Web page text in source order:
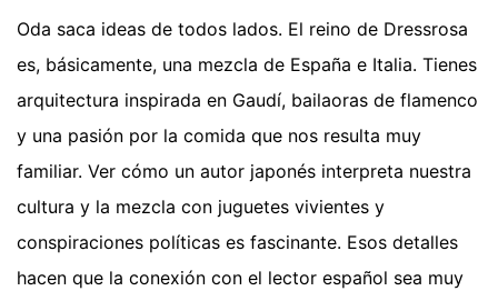
Oda saca ideas de todos lados. El reino de Dressrosa
es, básicamente, una mezcla de España e Italia. Tienes
arquitectura inspirada en Gaudí, bailaoras de flamenco
y una pasión por la comida que nos resulta muy
familiar. Ver cómo un autor japonés interpreta nuestra
cultura y la mezcla con juguetes vivientes y
conspiraciones políticas es fascinante. Esos detalles
hacen que la conexión con el lector español sea muy